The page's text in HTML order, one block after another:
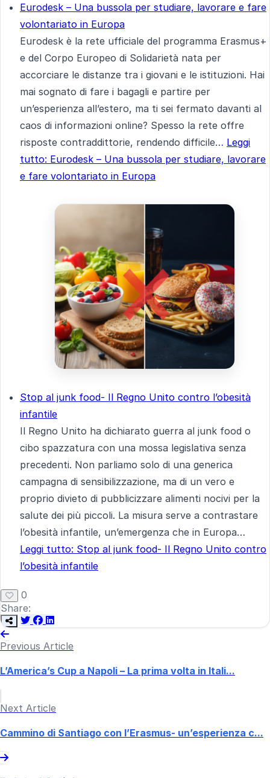
Eurodesk – Una bussola per studiare, lavorare e fare
volontariato in Europa
Eurodesk è la rete ufficiale del programma Erasmus+
e del Corpo Europeo di Solidarietà nata per
accorciare le distanze tra i giovani e le istituzioni. Hai
mai sognato di fare i bagagli e partire per
un’esperienza all’estero, ma ti sei fermato davanti al
caos di informazioni online? Spesso la rete offre
risposte contraddittorie, rendendo difficile… Leggi
tutto: Eurodesk – Una bussola per studiare, lavorare
e fare volontariato in Europa
Stop al junk food- Il Regno Unito contro l’obesità
infantile
Il Regno Unito ha dichiarato guerra al junk food o
cibo spazzatura con una mossa legislativa senza
precedenti. Non parliamo solo di una generica
campagna di sensibilizzazione, ma di un vero e
proprio divieto di pubblicizzare alimenti nocivi per la
salute dei più piccoli. La misura serve a contrastare
l’obesità infantile, un’emergenza che in Europa…
Leggi tutto: Stop al junk food- Il Regno Unito contro
l’obesità infantile
0
Share:
Previous Article
L’America’s Cup a Napoli – La prima volta in Itali...
Next Article
Cammino di Santiago con l’Erasmus- un’esperienza c...